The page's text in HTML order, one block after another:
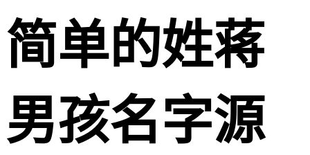
简单的姓蒋
男孩名字源